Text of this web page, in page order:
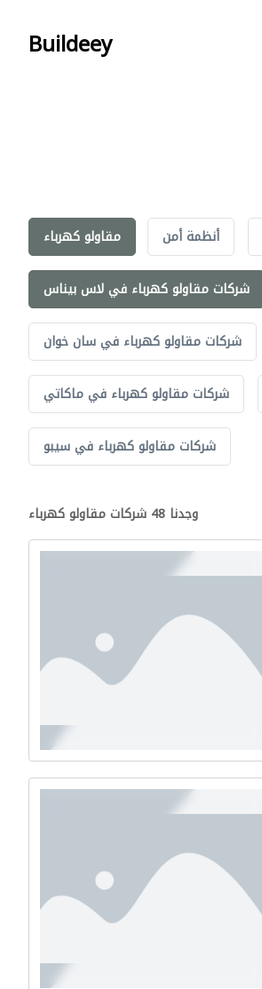
Buildeey
مقاولو كهرباء أنظمة أمن
شركات مقاولو كهرباء في لاس بيناس
شركات مقاولو كهرباء في سان خوان
شركات مقاولو كهرباء في ماكاتي
شركات مقاولو كهرباء في سيبو
وجدنا 48 شركات مقاولو كهرباء